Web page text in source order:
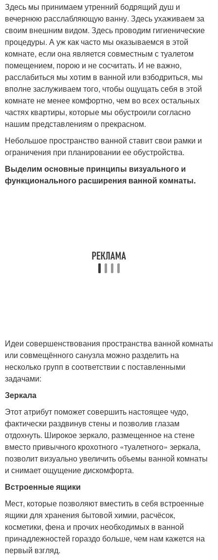
Здесь мы принимаем утренний бодрящий душ и
вечернюю расслабляющую ванну. Здесь ухаживаем за
своим внешним видом. Здесь проводим гигиенические
процедуры. А уж как часто мы оказываемся в этой
комнате, если она является совместным с туалетом
помещением, порою и не сосчитать. И не важно,
расслабиться мы хотим в ванной или взбодриться, мы
вполне заслуживаем того, чтобы ощущать себя в этой
комнате не менее комфортно, чем во всех остальных
частях квартиры, которые мы обустроили согласно
нашим представлениям о прекрасном.
Небольшое пространство ванной ставит свои рамки и
ограничения при планировании ее обустройства.
Выделим основные принципы визуального и
функционального расширения ванной комнаты.
Идеи совершенствования пространства ванной комнаты
или совмещённого санузла можно разделить на
несколько групп в соответствии с поставленными
задачами:
Зеркала
Этот атрибут поможет совершить настоящее чудо,
фактически раздвинув стены и позволив глазам
отдохнуть. Широкое зеркало, размещенное на стене
вместо привычного крохотного «туалетного» зеркала,
позволит визуально увеличить объемы ванной комнаты
и снимает ощущение дискомфорта.
Встроенные ящики
Мест, которые позволяют вместить в себя встроенные
ящики для хранения бытовой химии, расчёсок,
косметики, фена и прочих необходимых в ванной
принадлежностей гораздо больше, чем нам кажется на
первый взгляд.